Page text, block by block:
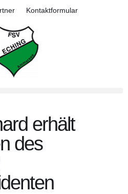
Kontaktformular
erhält
des